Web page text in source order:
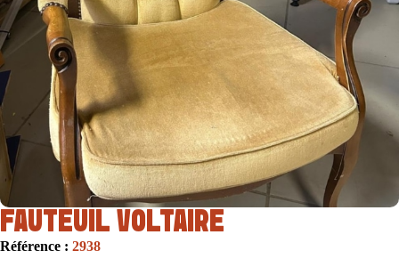
FAUTEUIL VOLTAIRE
Référence : 2938